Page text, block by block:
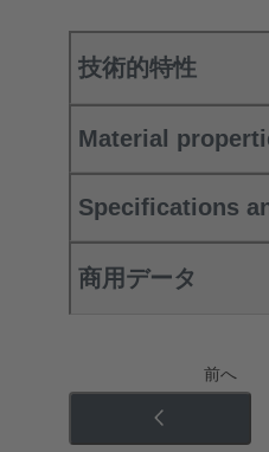
技術的特性
Material
Specifications
商用データ
前へ